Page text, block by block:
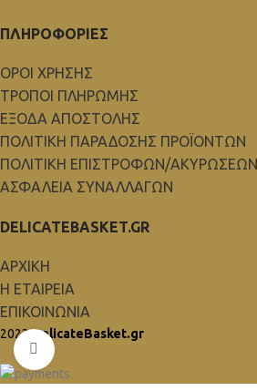
Click to enlarge
ΠΛΗΡΟΦΟΡΙΕΣ
ΟΡΟΙ ΧΡΗΣΗΣ
ΤΡΟΠΟΙ ΠΛΗΡΩΜΗΣ
ΕΞΟΔΑ ΑΠΟΣΤΟΛΗΣ
ΠΟΛΙΤΙΚΗ ΠΑΡΑΔΟΣΗΣ ΠΡΟΪΟΝΤΩΝ
ΠΟΛΙΤΙΚΗ ΕΠΙΣΤΡΟΦΩΝ/ΑΚΥΡΩΣΕΩΝ
ΑΣΦΑΛΕΙΑ ΣΥΝΑΛΛΑΓΩΝ
DELICATEBASKET.GR
ΑΡΧΙΚΗ
Η ΕΤΑΙΡΕΙΑ
ΕΠΙΚΟΙΝΩΝΙΑ
2023DelicateBasket.gr